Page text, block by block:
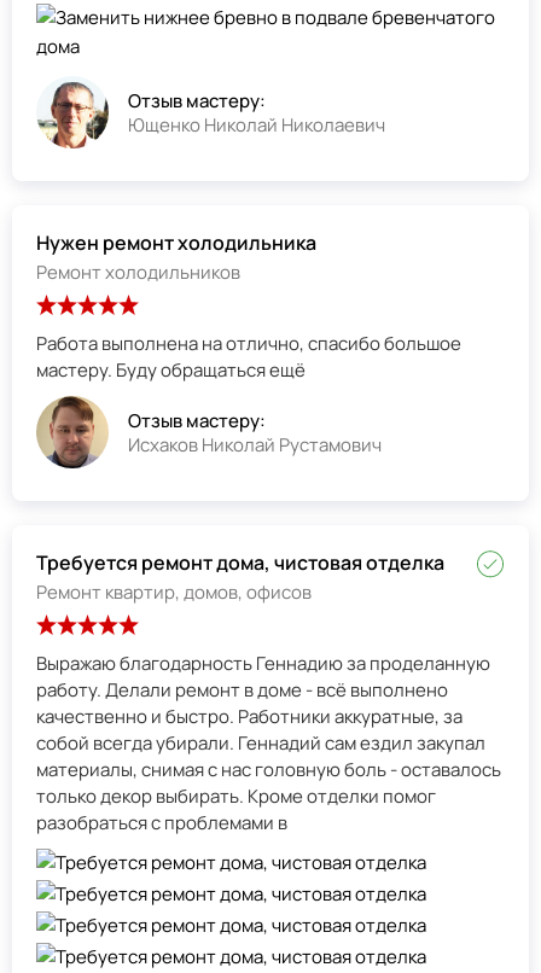
Отзыв мастеру:
Ющенко Николай Николаевич
Нужен ремонт холодильника
Ремонт холодильников
Работа выполнена на отлично, спасибо большое
мастеру. Буду обращаться ещё
Отзыв мастеру:
Исхаков Николай Рустамович
Требуется ремонт дома, чистовая отделка
Ремонт квартир, домов, офисов
Выражаю благодарность Геннадию за проделанную
работу. Делали ремонт в доме - всё выполнено
качественно и быстро. Работники аккуратные, за
собой всегда убирали. Геннадий сам ездил закупал
материалы, снимая с нас головную боль - оставалось
только декор выбирать. Кроме отделки помог
разобраться с проблемами в